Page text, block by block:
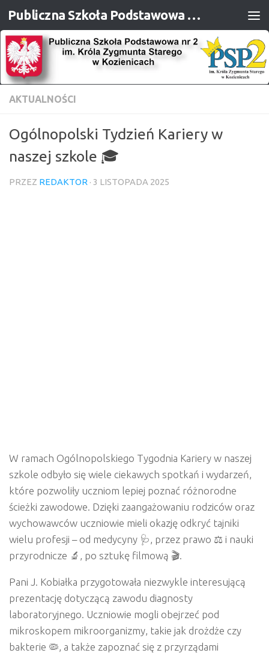
Przejdź do treści Publiczna Szkoła Podstawowa nr 2 im. Króla Zygmunta Starego w Kozienicach
AKTUALNOŚCI
Ogólnopolski Tydzień Kariery w
naszej szkole 🎓
PRZEZ REDAKTOR · 3 LISTOPADA 2025
W ramach Ogólnopolskiego Tygodnia Kariery w naszej
szkole odbyło się wiele ciekawych spotkań i wydarzeń,
które pozwoliły uczniom lepiej poznać różnorodne
ścieżki zawodowe. Dzięki zaangażowaniu rodziców oraz
wychowawców uczniowie mieli okazję odkryć tajniki
wielu profesji – od medycyny 🩺, przez prawo ⚖️ i nauki
przyrodnicze 🔬, po sztukę filmową 🎬.
Pani J. Kobiałka przygotowała niezwykle interesującą
prezentację dotyczącą zawodu diagnosty
laboratoryjnego. Uczniowie mogli obejrzeć pod
mikroskopem mikroorganizmy, takie jak drożdże czy
bakterie 🦠, a także zapoznać się z przyrządami